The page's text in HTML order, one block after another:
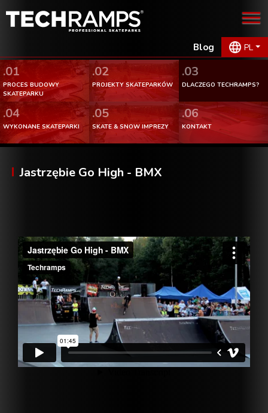
Blog PL
.01
PROCES BUDOWY
SKATEPARKU
.02
PROJEKTY SKATEPARKÓW
.03
DLACZEGO TECHRAMPS?
.04
WYKONANE SKATEPARKI
.05
SKATE & SNOW IMPREZY
.06
KONTAKT
Jastrzębie Go High - BMX